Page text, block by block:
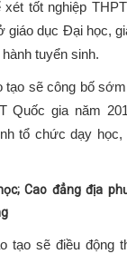
tốt nghiệp
giáo dục Đại học,
tuyển sinh.
tạo sẽ công bố
Quốc gia năm
tổ chức dạy học,
Cao đẳng địa
tạo sẽ điều động